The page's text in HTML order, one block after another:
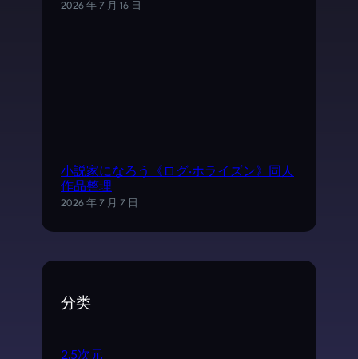
2026 年 7 月 16 日
小説家になろう《ログ·ホライズン》同人
作品整理
2026 年 7 月 7 日
分类
2.5次元